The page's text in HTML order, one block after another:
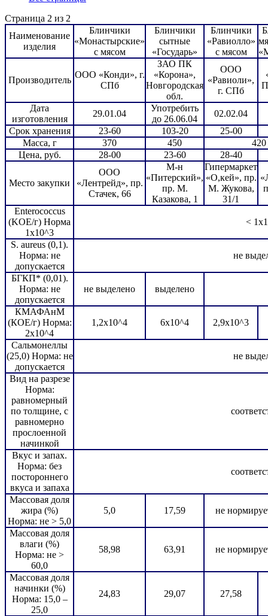
Страница 2 из 2
Наименование
изделия
Блинчики
«Монастырские»
с мясом
Блинчики
сытные
«Государь»
Блинчики
«Равиолло»
с мясом
Производитель
ООО «Конди», г.
СПб
ЗАО ПК
«Корона»,
Новгородская
обл.
ООО
«Равиоли»,
г. СПб
Дата
изготовления
29.01.04
Употребить
до 26.06.04
02.02.04
Срок хранения
23-60 103-20
25-00
Масса, г
370 450
420
Цена, руб.
28-00 23-60 28-40
Место закупки
ООО
«Лентрейд», пр.
Стачек, 66
М-н
«Питерский»,
пр. М.
Казакова, 1
Гипермаркет
«О,кей», пр.
М. Жукова,
31/1
Enterococcus
(KOE/г) Норма
1x10^3
<
S. aureus (0,1).
Норма: не
допускается
не
БГКП* (0,01).
Норма: не
допускается
не выделено выделено
КМАФАнМ
(КОЕ/г) Норма:
2х10^4
1,2х10^4 6х10^4 2,9х10^3
Сальмонеллы
(25,0) Норма: не
допускается
не
Вид на разрезе
Норма:
равномерный
по толщине, с
равномерно
прослоенной
начинкой
Вкус и запах.
Норма: без
постороннего
вкуса и запаха
Массовая доля
жира (%)
Норма: не > 5,0
5,0 17,59 не
Массовая доля
влаги (%)
Норма: не >
60,0
58,98 63,91 не
Массовая доля
начинки (%)
Норма: 15,0 –
25,0
24,83 29,07 27,58